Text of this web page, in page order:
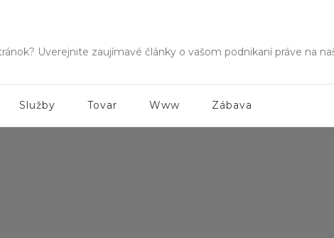
Uverejnite zaujímavé články o vašom podnikaní práve na
Služby Tovar Www Zábava